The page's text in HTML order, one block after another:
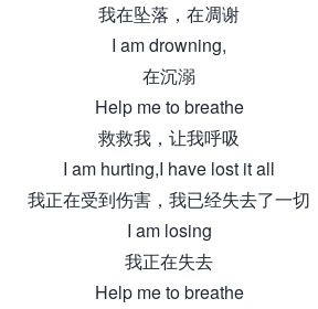
我在坠落，在凋谢
I am drowning,
在沉溺
Help me to breathe
救救我，让我呼吸
I am hurting,I have lost it all
我正在受到伤害，我已经失去了一切
I am losing
我正在失去
Help me to breathe